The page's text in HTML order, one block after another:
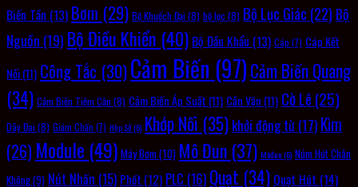
Biến Tần (13) Bơm (29) Bộ Khuếch Đại (8) bộ lọc (8) Bộ Lục Giác (22) Bộ
Nguồn (19) Bộ Điều Khiển (40) Bộ Đầu Khẩu (13) Cáp (7) Cáp Kết
Nối(11) Công Tắc (30)Cảm Biến (97)Cảm Biến Quang
(34) Cảm Biến Tiệm Cận (8) Cảm Biến Áp Suất (11) Cần Vặn (11) Cờ Lê (25)
Dây Đai (8) Giảm Chấn (7) Hộp Số(6) Khớp Nối (35) khởi động từ (17) Kìm
(26) Module (49) Máy Bơm(10) Mô Đun (37) Môđun(6) Núm Hút Chân
Không(9) Nút Nhấn (15) Phốt (12) PLC (16) Quạt (34) Quạt Hút (14)